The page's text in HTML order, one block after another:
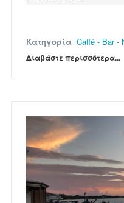
Κατηγορία Caffé - Bar -
Διαβάστε περισσότερα...